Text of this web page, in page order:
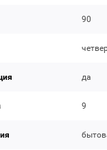
90
да
9